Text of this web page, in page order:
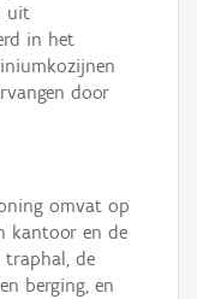
uit
in het
door
omvat op
kantoor en de
traphal, de
berging, en